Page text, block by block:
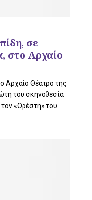
σε
στο Αρχαίο
Αρχαίο Θέατρο της
του σκηνοθεσία
«Ορέστη» του